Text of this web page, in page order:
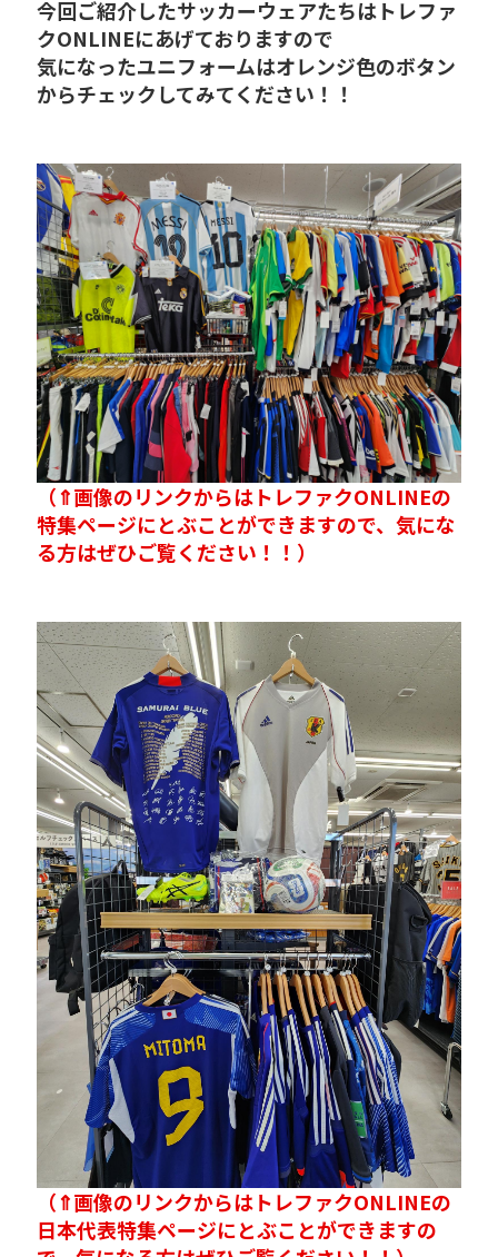
今回ご紹介したサッカーウェアたちはトレファ
クONLINEにあげておりますので
気になったユニフォームはオレンジ色のボタン
からチェックしてみてください！！
（⇑画像のリンクからはトレファクONLINEの
特集ページにとぶことができますので、気にな
る方はぜひご覧ください！！）
（⇑画像のリンクからはトレファクONLINEの
日本代表特集ページにとぶことができますの